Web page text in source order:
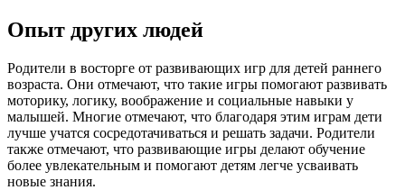
Опыт других людей
Родители в восторге от развивающих игр для детей раннего
возраста. Они отмечают, что такие игры помогают развивать
моторику, логику, воображение и социальные навыки у
малышей. Многие отмечают, что благодаря этим играм дети
лучше учатся сосредотачиваться и решать задачи. Родители
также отмечают, что развивающие игры делают обучение
более увлекательным и помогают детям легче усваивать
новые знания.